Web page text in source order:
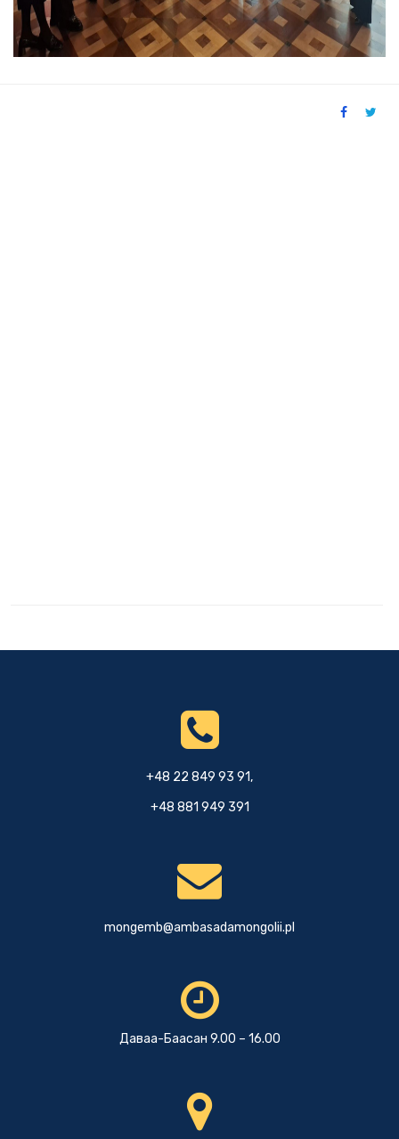
+48 22 849 93 91,
+48 881 949 391
mongemb@ambasadamongolii.pl
Даваа-Баасан 9.00 – 16.00